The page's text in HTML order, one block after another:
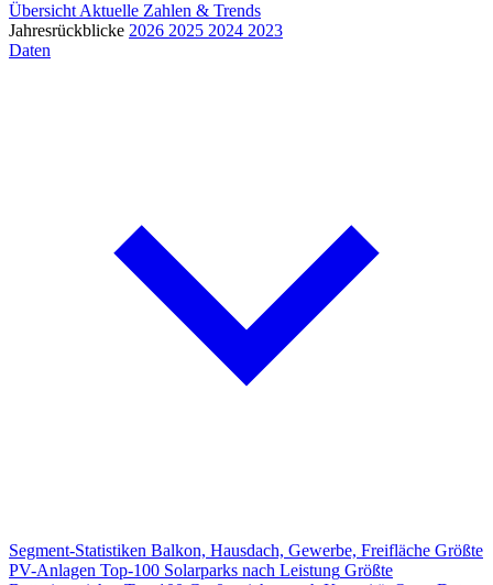
Übersicht Aktuelle Zahlen & Trends
Jahresrückblicke 2026 2025 2024 2023
Daten
Segment-Statistiken Balkon, Hausdach, Gewerbe, Freifläche Größte
PV-Anlagen Top-100 Solarparks nach Leistung Größte